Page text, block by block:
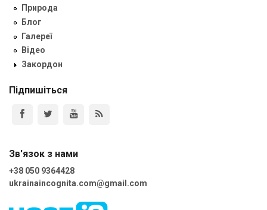
Природа
Блог
Галереї
Відео
Закордон
Підпишіться
Зв'язок з нами
+38 050 9364428
ukrainaincognita.com@gmail.com